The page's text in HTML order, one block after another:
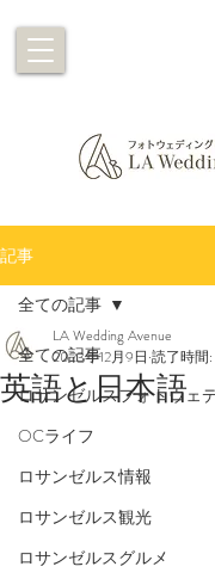
記事
全ての記事
ロサンゼルスフォトウェ
OCライフ
ロサンゼルス情報
ロサンゼルス観光
ロサンゼルスグルメ
全ての記事
英語と日本語
LA Wedding Avenue
2023年12月9日 読了時間: